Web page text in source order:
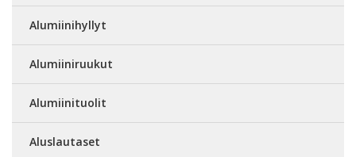
Alumiinihyllyt
Alumiiniruukut
Alumiinituolit
Aluslautaset